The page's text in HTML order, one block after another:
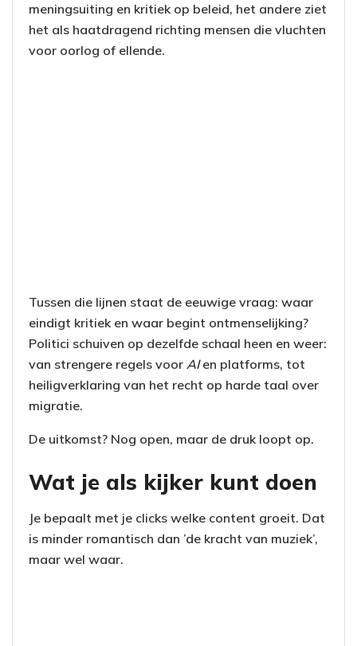
meningsuiting en kritiek op beleid, het andere ziet
het als haatdragend richting mensen die vluchten
voor oorlog of ellende.
Tussen die lijnen staat de eeuwige vraag: waar
eindigt kritiek en waar begint ontmenselijking?
Politici schuiven op dezelfde schaal heen en weer:
van strengere regels voor AIen platforms, tot
heiligverklaring van het recht op harde taal over
migratie.
De uitkomst? Nog open, maar de druk loopt op.
Wat je als kijker kunt doen
Je bepaalt met je clicks welke content groeit. Dat
is minder romantisch dan ’de kracht van muziek’,
maar wel waar.